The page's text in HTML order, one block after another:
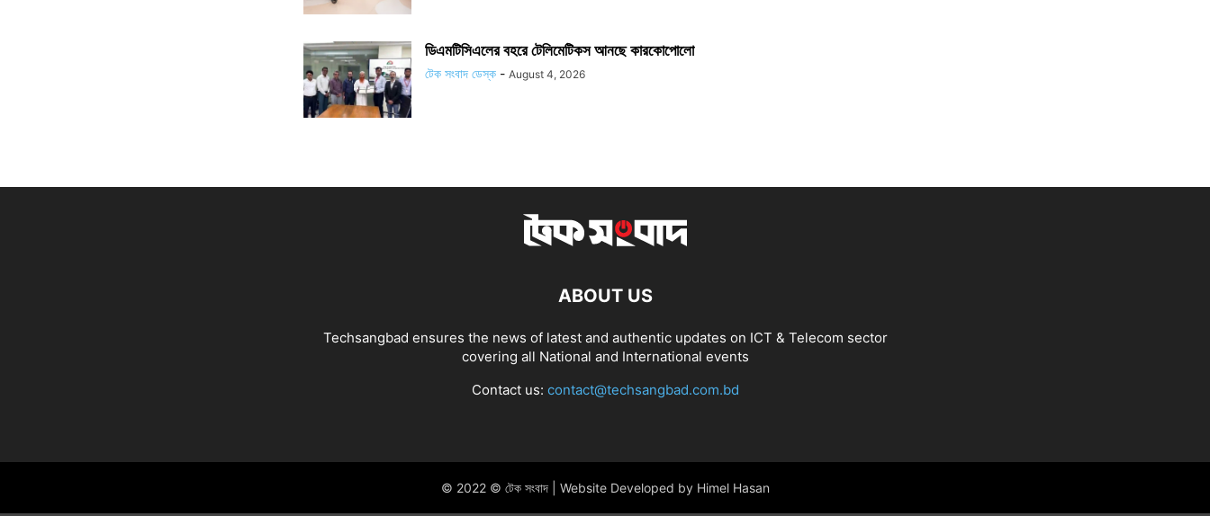
ডিএমটিসিএলের বহরে টেলিমেটিকস আনছে কারকোপোলো
টেক সংবাদ ডেস্ক - August 4, 2026
ABOUT US
Techsangbad ensures the news of latest and authentic updates on ICT & Telecom sector
covering all National and International events
Contact us: contact@techsangbad.com.bd
© 2022 © টেক সংবাদ | Website Developed by Himel Hasan